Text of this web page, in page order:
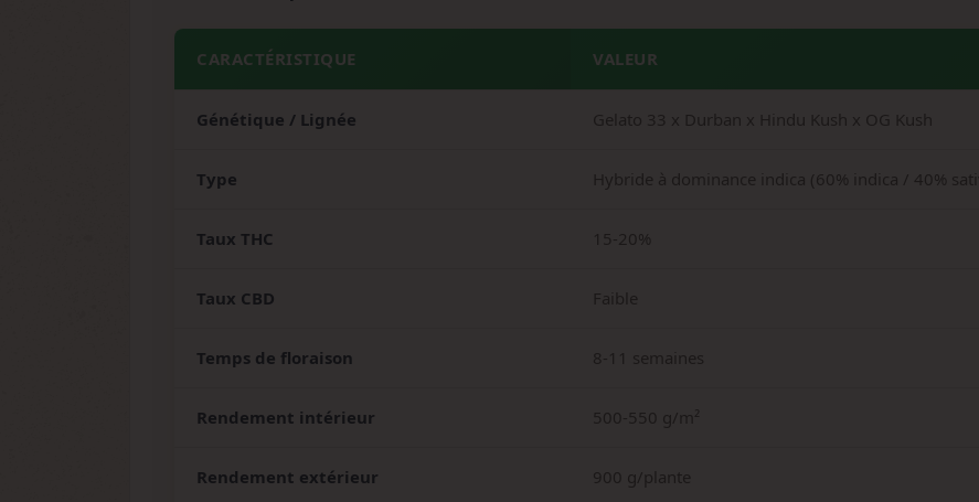
CARACTÉRISTIQUE VALEUR
Génétique / Lignée Gelato 33 x Durban x Hindu Kush x OG Kush
Type Hybride à dominance indica (60% indica / 40%
Taux THC 15-20%
Taux CBD Faible
Temps de floraison 8-11 semaines
Rendement intérieur 500-550 g/m²
Rendement extérieur 900 g/plante